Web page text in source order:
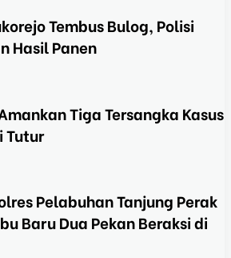
Tembus Bulog, Polisi
Hasil Panen
Tiga Tersangka Kasus
Tutur
Pelabuhan Tanjung Perak
Baru Dua Pekan Beraksi di